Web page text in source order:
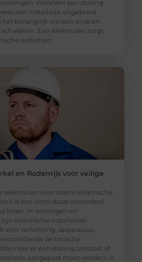
Wanneer een storing
een installatie uitgebreid
het belangrijk om een ervaren
Een elektricien zorgt
systemen
en Rodenrijs voor veilige
elektricien voor iedere elektrische
is een onmisbaar onderdeel
leven. In woningen en
elektrische installaties
voor verlichting, apparatuur,
technische
er een storing ontstaat of
aangepast moet worden, is